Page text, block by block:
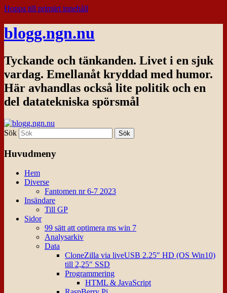
Hoppa till primärt innehåll
blogg.ngn.nu
Tyckande och tänkanden. Livet i en sjuk
vardag. Emellanåt kryddad med humor.
Här avhandlas också lite politik och en
del datatekniska spörsmål
Sök
Huvudmeny
Hem
Diverse
Fantomen nr 6-7 2023
Insändare
Till GP
Sidor
99 sätt att optimera ms win 7
Analysarkiv
Data
CloneZilla via liveUSB 2.25″ HD (OS Win10)
till 2,25″ SSD
Programmering
HTML & JavaScript